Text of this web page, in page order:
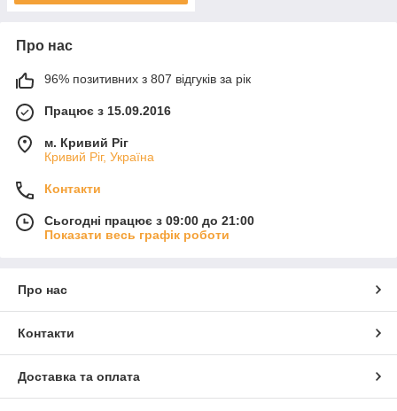
Про нас
96% позитивних з 807 відгуків за рік
Працює з 15.09.2016
м. Кривий Ріг
Кривий Ріг, Україна
Контакти
Сьогодні працює з 09:00 до 21:00
Показати весь графік роботи
Про нас
Контакти
Доставка та оплата